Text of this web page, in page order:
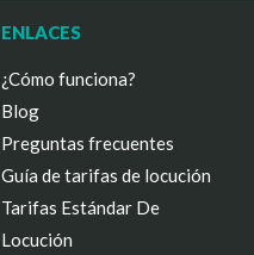
ENLACES
¿Cómo funciona?
Blog
Preguntas frecuentes
Guía de tarifas de locución
Tarifas Estándar De
Locución